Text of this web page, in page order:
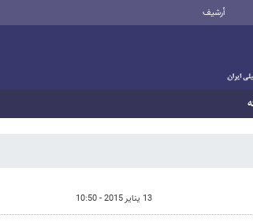
أرشيف
13 يناير 2015 - 10:50